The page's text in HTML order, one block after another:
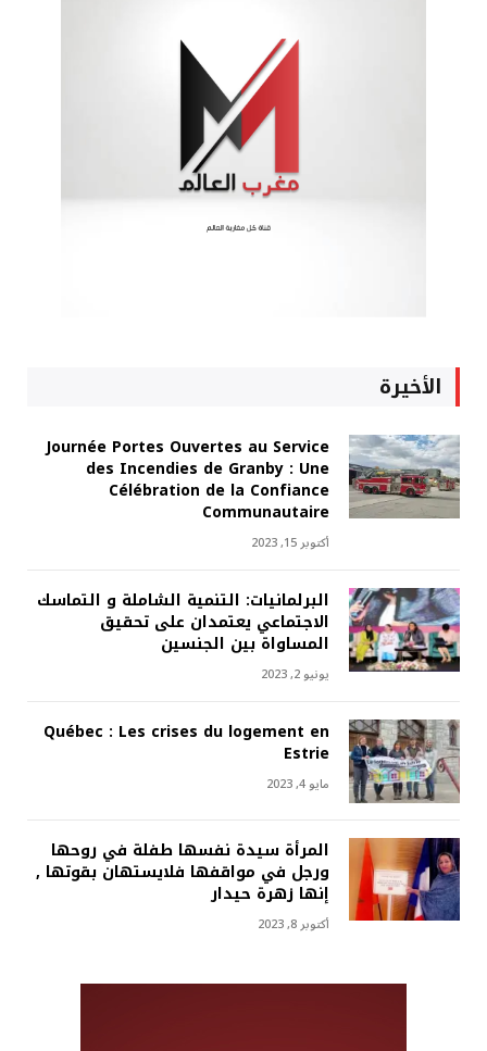
الأخيرة
Journée Portes Ouvertes au Service
des Incendies de Granby : Une
Célébration de la Confiance
Communautaire
أكتوبر 15, 2023
البرلمانيات: التنمية الشاملة و التماسك
الاجتماعي يعتمدان على تحقيق
المساواة بين الجنسين
يونيو 2, 2023
Québec : Les crises du logement en
Estrie
مايو 4, 2023
المرأة سيدة نفسها طفلة في روحها
ورجل في مواقفها فلايستهان بقوتها ,
إنها زهرة حيدار
أكتوبر 8, 2023